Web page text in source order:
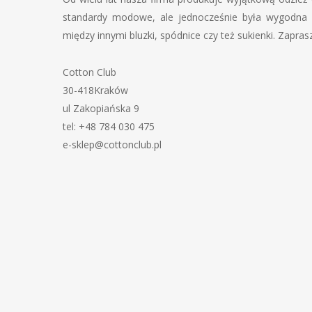
standardy modowe, ale jednocześnie była
między innymi bluzki, spódnice czy też sukienki.
Cotton Club
30-418Kraków
ul Zakopiańska 9
tel: +48 784 030 475
e-sklep@cottonclub.pl